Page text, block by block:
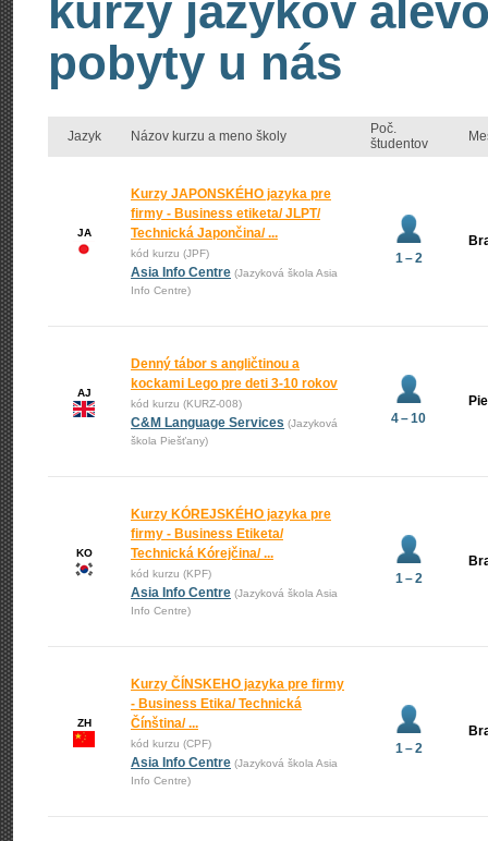
kurzy jazykov
pobyty u nás
Jazyk Názov kurzu a meno školy
Poč.
študentov
JA
Kurzy JAPONSKÉHO jazyka pre
firmy - Business etiketa/ JLPT/
Technická Japončina/ ...
kód kurzu (JPF)
Asia Info Centre (Jazyková škola Asia
Info Centre)
1 – 2
AJ
Denný tábor s angličtinou a
kockami Lego pre deti 3-10 rokov
kód kurzu (KURZ-008)
C&M Language Services (Jazyková
škola Piešťany)
4 – 10
KO
Kurzy KÓREJSKÉHO jazyka pre
firmy - Business Etiketa/
Technická Kórejčina/ ...
kód kurzu (KPF)
Asia Info Centre (Jazyková škola Asia
Info Centre)
1 – 2
ZH
Kurzy ČÍNSKEHO jazyka pre firmy
- Business Etika/ Technická
Čínština/ ...
kód kurzu (CPF)
Asia Info Centre (Jazyková škola Asia
Info Centre)
1 – 2